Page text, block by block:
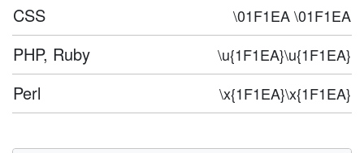
CSS \01F1EA \01F1EA
PHP, Ruby \u{1F1EA}\u{1F1EA}
Perl \x{1F1EA}\x{1F1EA}